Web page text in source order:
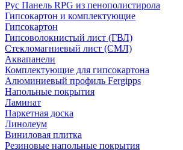
Рус Панель RPG из пенополистирола
Гипсокартон и комплектующие
Гипсокартон
Гипсоволокнистый лист (ГВЛ)
Стекломагниевый лист (СМЛ)
Аквапанели
Комплектующие для гипсокартона
Алюминиевый профиль Fergipps
Напольные покрытия
Ламинат
Паркетная доска
Линолеум
Виниловая плитка
Резиновые напольные покрытия